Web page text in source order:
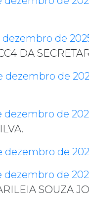
dezembro de
DA
dezembro de
dezembro de
dezembro de
dezembro de
SOUZA